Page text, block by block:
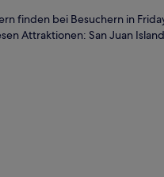
finden bei Besuchern in
Attraktionen: San Juan